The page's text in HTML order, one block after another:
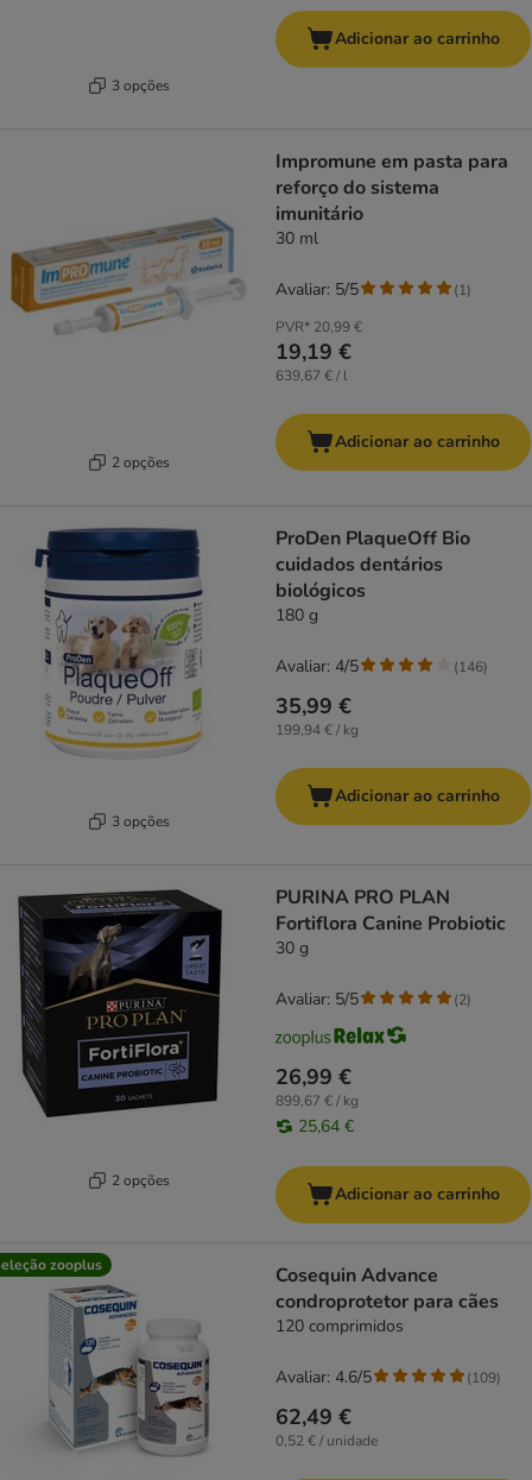
3 opções
Adicionar ao carrinho
2 opções
Impromune em pasta para
reforço do sistema
imunitário
30 ml
PVR* 20,99 €
19,19 €
639,67 € / l
Avaliar: 5/5 (1)
Adicionar ao carrinho
3 opções
ProDen PlaqueOff Bio
cuidados dentários
biológicos
180 g
35,99 €
199,94 € / kg
Avaliar: 4/5 (146)
Adicionar ao carrinho
2 opções
PURINA PRO PLAN
Fortiflora Canine Probiotic
30 g
26,99 €
899,67 € / kg
25,64 €
Avaliar: 5/5 (2)
Adicionar ao carrinho
zooplus
Cosequin Advance
condroprotetor para cães
120 comprimidos
62,49 €
0,52 € / unidade
Avaliar: 4.6/5 (109)